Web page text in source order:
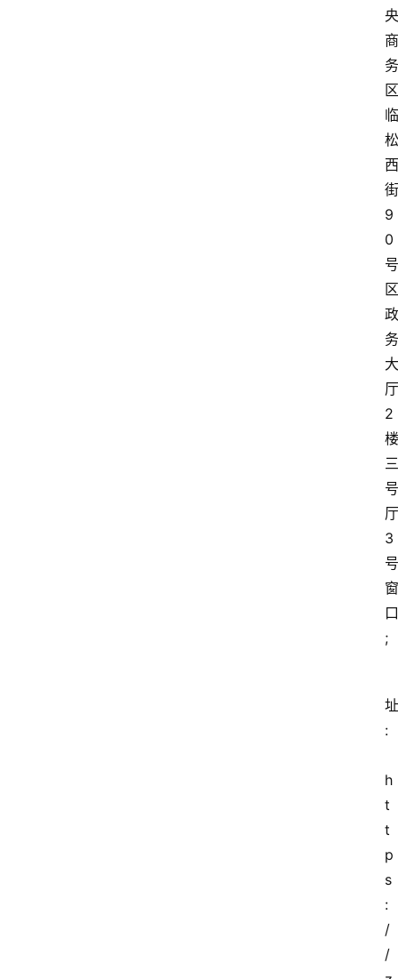
央
商
务
区
临
松
西
街
9
0
号
区
政
务
大
厅
2
楼
三
号
厅
3
号
窗
口
;
址
:
h
t
t
p
s
:
/
/